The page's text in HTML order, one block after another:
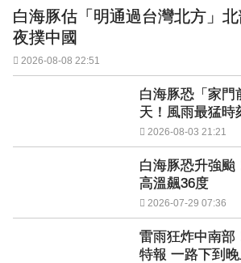
下載東森App，隨時掌握天下
白海豚估「明通過台灣北方」
夜撲中國
2026-08-08 22:51
白海豚恐「家門
天！風雨最猛時
2026-08-03 21:21
白海豚恐升強颱
高溫飆36度
2026-07-29 07:36
雷雨狂炸中南部
特報 一路下到